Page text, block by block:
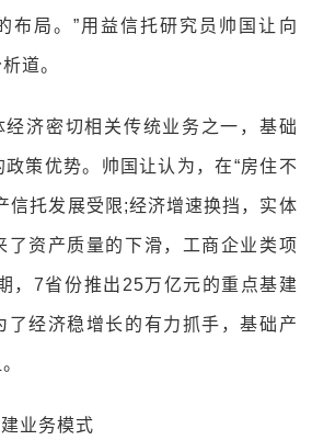
布局。”用益信托研究员帅国让向
道。
经济密切相关传统业务之一，基础
策优势。帅国让认为，在“房住不
信托发展受限;经济增速换挡，实体
了资产质量的下滑，工商企业类项
，7省份推出25万亿元的重点基建
了经济稳增长的有力抓手，基础产
业务模式